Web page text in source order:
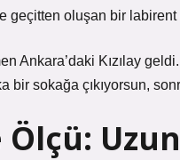
geçitten oluşan bir labirent
Ankara’daki Kızılay
sokağa çıkıyorsun,